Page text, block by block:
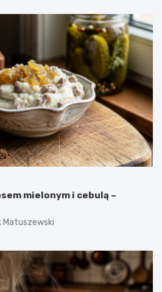
mielonym i cebulą –
Matuszewski